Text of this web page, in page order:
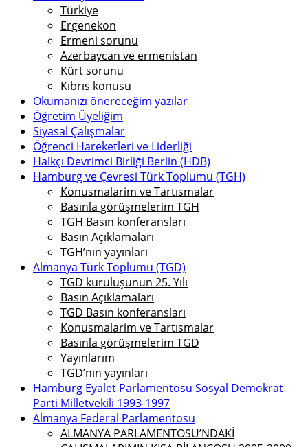
Türkiye
Ergenekon
Ermeni sorunu
Azerbaycan ve ermenistan
Kürt sorunu
Kıbrıs konusu
Okumanızı önereceğim yazılar
Öğretim Üyeliğim
Siyasal Çalışmalar
Öğrenci Hareketleri ve Liderliği
Halkçı Devrimci Birliği Berlin (HDB)
Hamburg ve Çevresi Türk Toplumu (TGH)
Konusmalarim ve Tartısmalar
Basınla görüşmelerim TGH
TGH Basın konferansları
Basın Açıklamaları
TGH’nın yayınları
Almanya Türk Toplumu (TGD)
TGD kuruluşunun 25. Yılı
Basın Açıklamaları
TGD Basın konferansları
Konusmalarim ve Tartısmalar
Basınla görüşmelerim TGD
Yayınlarım
TGD’nın yayınları
Hamburg Eyalet Parlamentosu Sosyal Demokrat
Parti Milletvekili 1993-1997
Almanya Federal Parlamentosu
ALMANYA PARLAMENTOSU’NDAKİ